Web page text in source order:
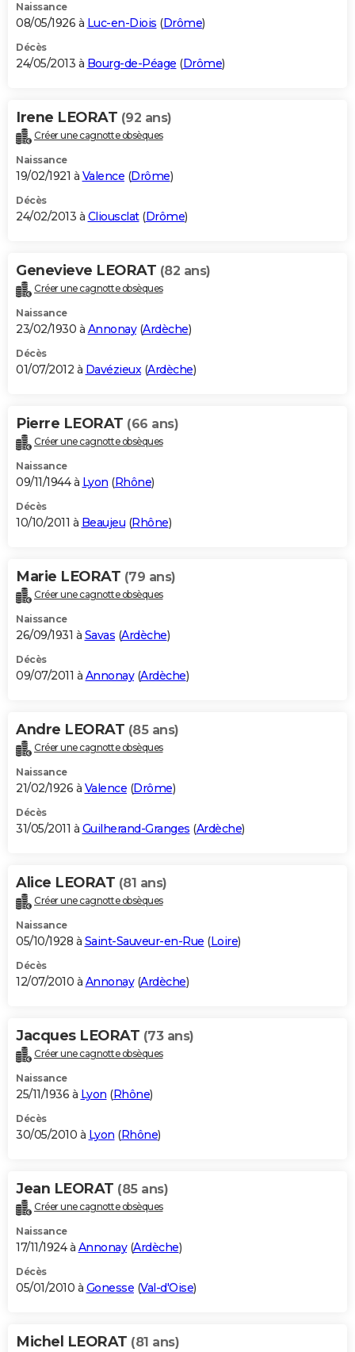
Naissance
08/05/1926 à Luc-en-Diois (Drôme)
Décès
24/05/2013 à Bourg-de-Péage (Drôme)
Irene LEORAT (92 ans)
Créer une cagnotte obsèques
Naissance
19/02/1921 à Valence (Drôme)
Décès
24/02/2013 à Cliousclat(Drôme)
Genevieve LEORAT (82 ans)
Créer une cagnotte obsèques
Naissance
23/02/1930 à Annonay(Ardèche)
Décès
01/07/2012 à Davézieux(Ardèche)
Pierre LEORAT (66 ans)
Créer une cagnotte obsèques
Naissance
09/11/1944 à Lyon (Rhône)
Décès
10/10/2011 à Beaujeu (Rhône)
Marie LEORAT (79 ans)
Créer une cagnotte obsèques
Naissance
26/09/1931 à Savas (Ardèche)
Décès
09/07/2011 à Annonay(Ardèche)
Andre LEORAT (85 ans)
Créer une cagnotte obsèques
Naissance
21/02/1926 à Valence (Drôme)
Décès
31/05/2011 à Guilherand-Granges (Ardèche)
Alice LEORAT (81 ans)
Créer une cagnotte obsèques
Naissance
05/10/1928 à Saint-Sauveur-en-Rue (Loire)
Décès
12/07/2010 à Annonay(Ardèche)
Jacques LEORAT (73 ans)
Créer une cagnotte obsèques
Naissance
25/11/1936 à Lyon (Rhône)
Décès
30/05/2010 à Lyon (Rhône)
Jean LEORAT (85 ans)
Créer une cagnotte obsèques
Naissance
17/11/1924 à Annonay(Ardèche)
Décès
05/01/2010 à Gonesse (Val-d'Oise)
Michel LEORAT (81 ans)